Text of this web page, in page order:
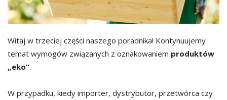
Witaj w trzeciej części naszego poradnika! Kontynuujemy
temat wymogów związanych z oznakowaniem produktów
„eko”.
W przypadku, kiedy importer, dystrybutor, przetwórca czy